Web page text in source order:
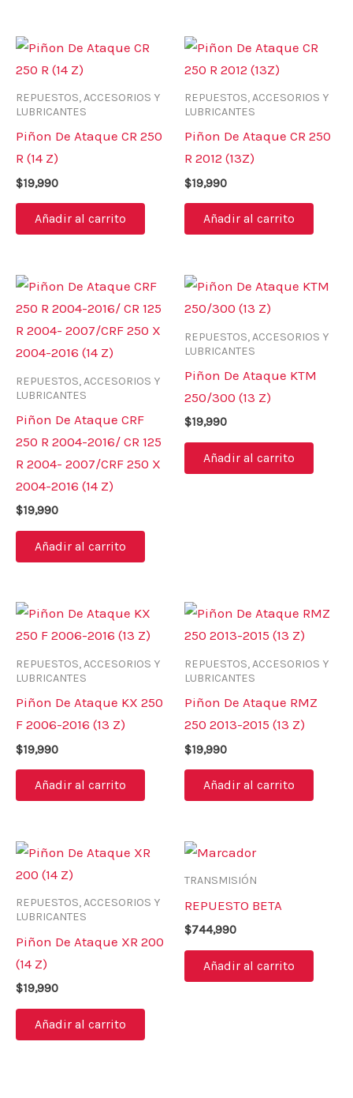
REPUESTOS, ACCESORIOS Y
LUBRICANTES
Piñon De Ataque CR 250
R (14 Z)
$19,990
Añadir al carrito
REPUESTOS, ACCESORIOS Y
LUBRICANTES
Piñon De Ataque CR 250
R 2012 (13Z)
$19,990
Añadir al carrito
REPUESTOS, ACCESORIOS Y
LUBRICANTES
Piñon De Ataque CRF
250 R 2004-2016/ CR 125
R 2004- 2007/CRF 250 X
2004-2016 (14 Z)
$19,990
Añadir al carrito
REPUESTOS, ACCESORIOS Y
LUBRICANTES
Piñon De Ataque KTM
250/300 (13 Z)
$19,990
Añadir al carrito
REPUESTOS, ACCESORIOS Y
LUBRICANTES
Piñon De Ataque KX 250
F 2006-2016 (13 Z)
$19,990
Añadir al carrito
REPUESTOS, ACCESORIOS Y
LUBRICANTES
Piñon De Ataque RMZ
250 2013-2015 (13 Z)
$19,990
Añadir al carrito
REPUESTOS, ACCESORIOS Y
LUBRICANTES
Piñon De Ataque XR 200
(14 Z)
$19,990
Añadir al carrito
TRANSMISIÓN
REPUESTO BETA
$744,990
Añadir al carrito